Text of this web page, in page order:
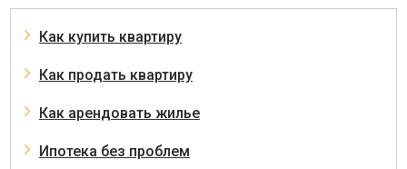
Как купить квартиру
Как продать квартиру
Как арендовать жилье
Ипотека без проблем